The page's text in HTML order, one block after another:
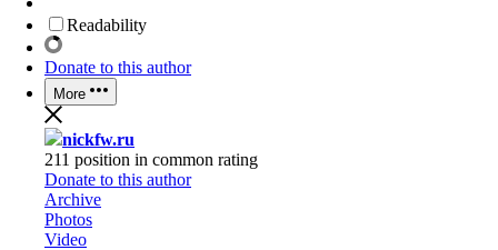
Readability
Donate to this author
More
nickfw.ru
211 position in common rating
Donate to this author
Archive
Photos
Video